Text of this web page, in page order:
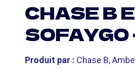
CHASE B
Produit par : Chase B,